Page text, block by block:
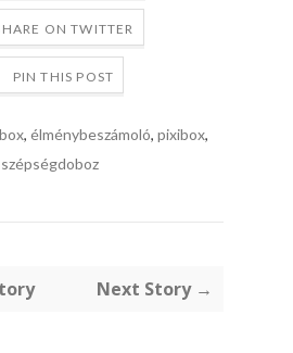
ON TWITTER
PIN THIS POST
, élménybeszámoló, pixibox,
szépségdoboz
Next Story →